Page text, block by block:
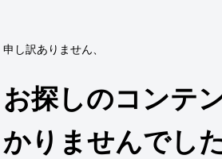
申し訳ありません、
お探しのコンテ
かりませんでした